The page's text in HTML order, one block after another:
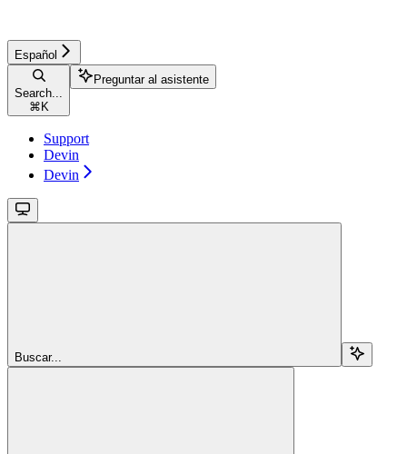
Español
Search...
⌘ K
Preguntar al asistente
Support
Devin
Devin
Buscar...